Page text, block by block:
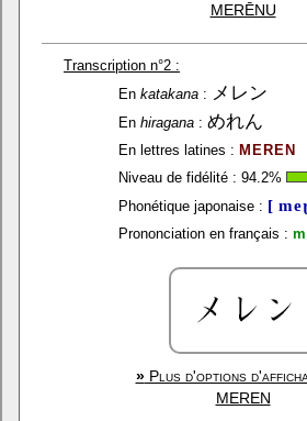
MERĒNU
Transcription n°2 :
En katakana: メレン
En hiragana: めれん
En lettres latines : MEREN
Niveau de fidélité : 94.2%
Phonétique japonaise : [
Prononciation en français :
»Plus d'options
MEREN